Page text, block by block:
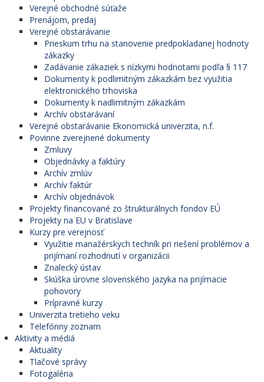
Verejné obchodné súťaže
Prenájom, predaj
Verejné obstarávanie
Prieskum trhu na stanovenie predpokladanej hodnoty
zákazky
Zadávanie zákaziek s nízkymi hodnotami podľa § 117
Dokumenty k podlimitným zákazkám bez využitia
elektronického trhoviska
Dokumenty k nadlimitným zákazkám
Archív obstarávaní
Verejné obstarávanie Ekonomická univerzita, n.f.
Povinne zverejnené dokumenty
Zmluvy
Objednávky a faktúry
Archív zmlúv
Archív faktúr
Archív objednávok
Projekty financované zo štrukturálnych fondov EÚ
Projekty na EU v Bratislave
Kurzy pre verejnosť
Využitie manažérskych techník pri riešení problémov a
prijímaní rozhodnutí v organizácii
Znalecký ústav
Skúška úrovne slovenského jazyka na prijímacie
pohovory
Prípravné kurzy
Univerzita tretieho veku
Telefónny zoznam
Aktivity a médiá
Aktuality
Tlačové správy
Fotogaléria